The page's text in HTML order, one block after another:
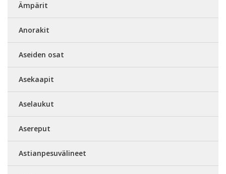
Ämpärit
Anorakit
Aseiden osat
Asekaapit
Aselaukut
Asereput
Astianpesuvälineet